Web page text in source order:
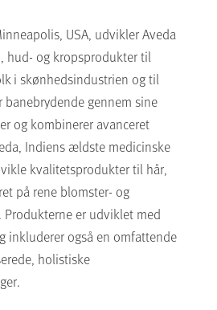
USA, udvikler Aveda
hud- og kropsprodukter til
i skønhedsindustrien og til
banebrydende gennem sine
og kombinerer avanceret
Indiens ældste medicinske
kvalitetsprodukter til hår,
på rene blomster- og
er udviklet med
inkluderer også en omfattende
holistiske